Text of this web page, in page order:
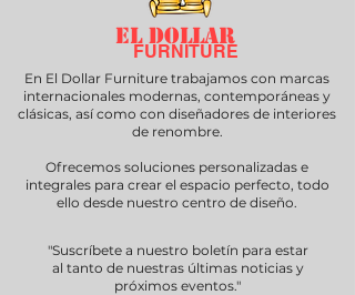
EL DOLLAR
FURNITURE
En El Dollar Furniture trabajamos con marcas
internacionales modernas, contemporáneas y
clásicas, así como con diseñadores de interiores
de renombre.
Ofrecemos soluciones personalizadas e
integrales para crear el espacio perfecto, todo
ello desde nuestro centro de diseño.
"Suscríbete a nuestro boletín para estar
al tanto de nuestras últimas noticias y
próximos eventos."